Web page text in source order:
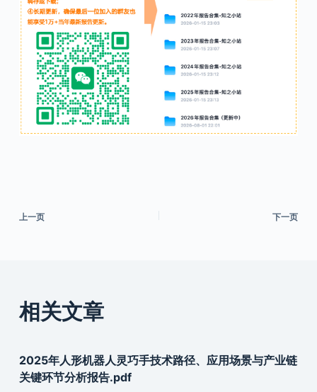
上一页 下一页
相关文章
2025年人形机器人灵巧手技术路径、应用场景与产业链
关键环节分析报告.pdf